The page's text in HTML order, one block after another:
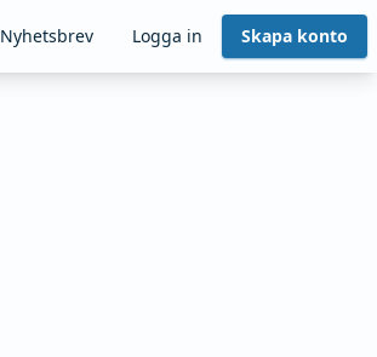
Nyhetsbrev Logga in Skapa konto